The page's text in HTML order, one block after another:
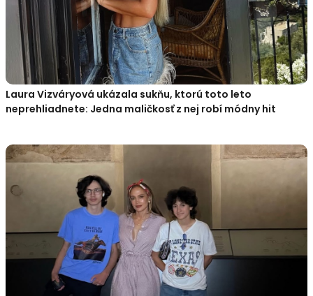
Laura Vizváryová ukázala sukňu, ktorú toto leto
neprehliadnete: Jedna maličkosť z nej robí módny hit